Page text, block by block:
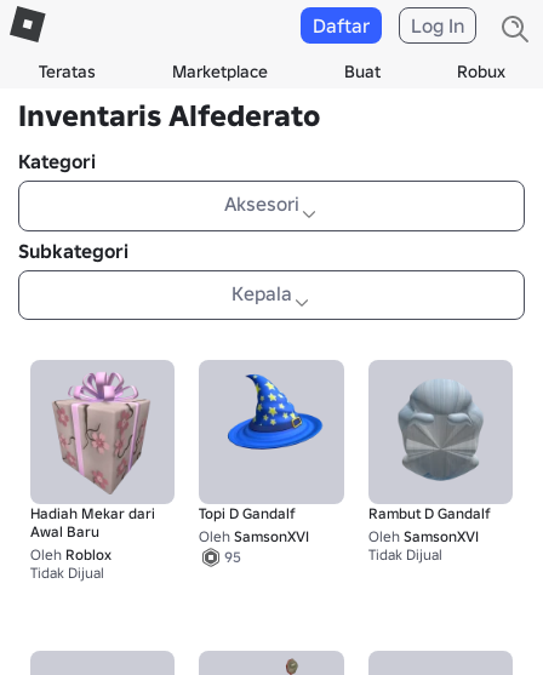
Teratas Marketplace Buat Robux
Daftar Log In
Inventaris Alfederato
Kategori
Aksesori
Subkategori
Kepala
Hadiah Mekar dari
Awal Baru
Oleh Roblox
Tidak Dijual
Topi D Gandalf
Oleh SamsonXVI
95
Rambut D Gandalf
Oleh SamsonXVI
Tidak Dijual